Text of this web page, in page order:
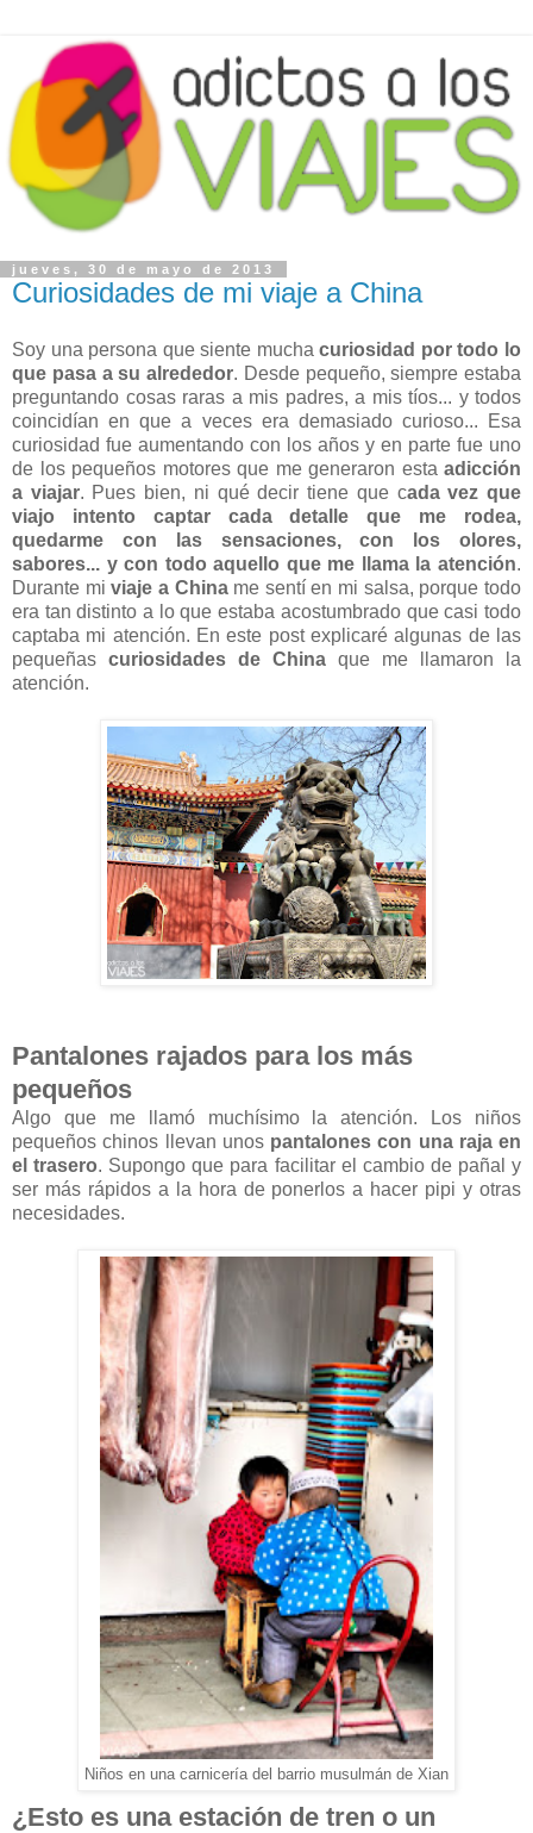
jueves, 30 de mayo de 2013
Curiosidades de mi viaje a China
Soy una persona que siente muchacuriosidad por todo lo
que pasa a su alrededor. Desde pequeño, siempre estaba
preguntando cosas raras a mis padres, a mis tíos... y todos
coincidían en que a veces era demasiado curioso... Esa
curiosidad fue aumentando con los años y en parte fue uno
de los pequeños motores que me generaron esta adicción
a viajar. Pues bien, ni qué decir tiene que cada vez que
viajo intento captar cada detalle que me rodea,
quedarme con las sensaciones, con los olores,
sabores... y con todo aquello que me llama la atención.
Durante miviaje a Chiname sentí en mi salsa, porque todo
era tan distinto a lo que estaba acostumbrado que casi todo
captaba mi atención. En este post explicaré algunas de las
pequeñas curiosidades de China que me llamaron la
atención.
Pantalones rajados para los más
pequeños
Algo que me llamó muchísimo la atención. Los niños
pequeños chinos llevan unos pantalones con una raja en
el trasero. Supongo que para facilitar el cambio de pañal y
ser más rápidos a la hora de ponerlos a hacer pipi y otras
necesidades.
Niños en una carnicería del barrio musulmán de Xian
¿Esto es una estación de tren o un